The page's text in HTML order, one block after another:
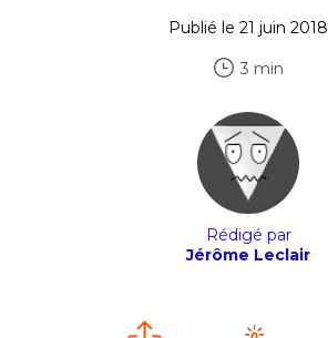
Publié le 21 juin 2018
3 min
Rédigé par
Jérôme Leclair